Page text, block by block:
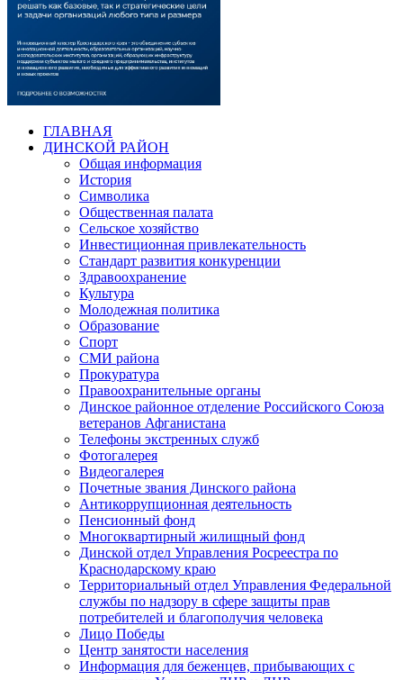
ГЛАВНАЯ
ДИНСКОЙ РАЙОН
Общая информация
История
Символика
Общественная палата
Сельское хозяйство
Инвестиционная привлекательность
Стандарт развития конкуренции
Здравоохранение
Культура
Молодежная политика
Образование
Спорт
СМИ района
Прокуратура
Правоохранительные органы
Динское районное отделение Российского Союза
ветеранов Афганистана
Телефоны экстренных служб
Фотогалерея
Видеогалерея
Почетные звания Динского района
Антикоррупционная деятельность
Пенсионный фонд
Многоквартирный жилищный фонд
Динской отдел Управления Росреестра по
Краснодарскому краю
Территориальный отдел Управления Федеральной
службы по надзору в сфере защиты прав
потребителей и благополучия человека
Лицо Победы
Центр занятости населения
Информация для беженцев, прибывающих с